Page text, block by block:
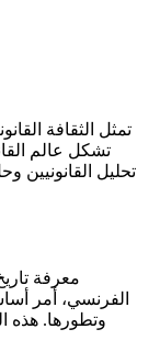
تمثل الثقافة
تشكل عالم
تحليل القانونيين
معرفة
الفرنسي، أمر
وتطورها. هذه